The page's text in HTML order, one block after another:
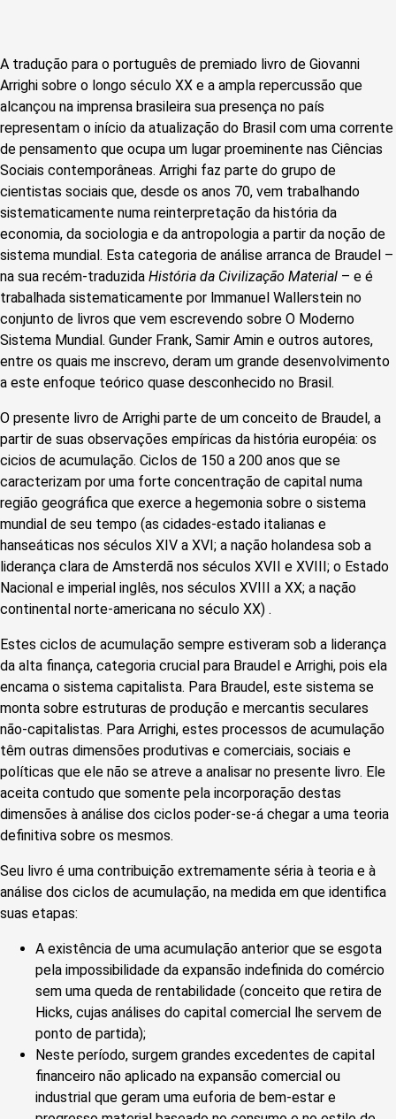
A tradução para o português de premiado livro de Giovanni
Arrighi sobre o longo século XX e a ampla repercussão que
alcançou na imprensa brasileira sua presença no país
representam o início da atualização do Brasil com uma corrente
de pensamento que ocupa um lugar proeminente nas Ciências
Sociais contemporâneas. Arrighi faz parte do grupo de
cientistas sociais que, desde os anos 70, vem trabalhando
sistematicamente numa reinterpretação da história da
economia, da sociologia e da antropologia a partir da noção de
sistema mundial. Esta categoria de análise arranca de Braudel –
na sua recém-traduzida História da Civilização Material – e é
trabalhada sistematicamente por lmmanuel Wallerstein no
conjunto de livros que vem escrevendo sobre O Moderno
Sistema Mundial. Gunder Frank, Samir Amin e outros autores,
entre os quais me inscrevo, deram um grande desenvolvimento
a este enfoque teórico quase desconhecido no Brasil.
O presente livro de Arrighi parte de um conceito de Braudel, a
partir de suas observações empíricas da história européia: os
cicios de acumulação. Ciclos de 150 a 200 anos que se
caracterizam por uma forte concentração de capital numa
região geográfica que exerce a hegemonia sobre o sistema
mundial de seu tempo (as cidades-estado italianas e
hanseáticas nos séculos XIV a XVI; a nação holandesa sob a
liderança clara de Amsterdã nos séculos XVII e XVIII; o Estado
Nacional e imperial inglês, nos séculos XVIII a XX; a nação
continental norte-americana no século XX) .
Estes ciclos de acumulação sempre estiveram sob a liderança
da alta finança, categoria crucial para Braudel e Arrighi, pois ela
encama o sistema capitalista. Para Braudel, este sistema se
monta sobre estruturas de produção e mercantis seculares
não-capitalistas. Para Arrighi, estes processos de acumulação
têm outras dimensões produtivas e comerciais, sociais e
políticas que ele não se atreve a analisar no presente livro. Ele
aceita contudo que somente pela incorporação destas
dimensões à análise dos ciclos poder-se-á chegar a uma teoria
definitiva sobre os mesmos.
Seu livro é uma contribuição extremamente séria à teoria e à
análise dos ciclos de acumulação, na medida em que identifica
suas etapas:
A existência de uma acumulação anterior que se esgota
pela impossibilidade da expansão indefinida do comércio
sem uma queda de rentabilidade (conceito que retira de
Hicks, cujas análises do capital comercial lhe servem de
ponto de partida);
Neste período, surgem grandes excedentes de capital
financeiro não aplicado na expansão comercial ou
industrial que geram uma euforia de bem-estar e